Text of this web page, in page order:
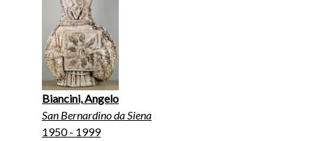
Biancini, Angelo
San Bernardino da Siena
1950 - 1999